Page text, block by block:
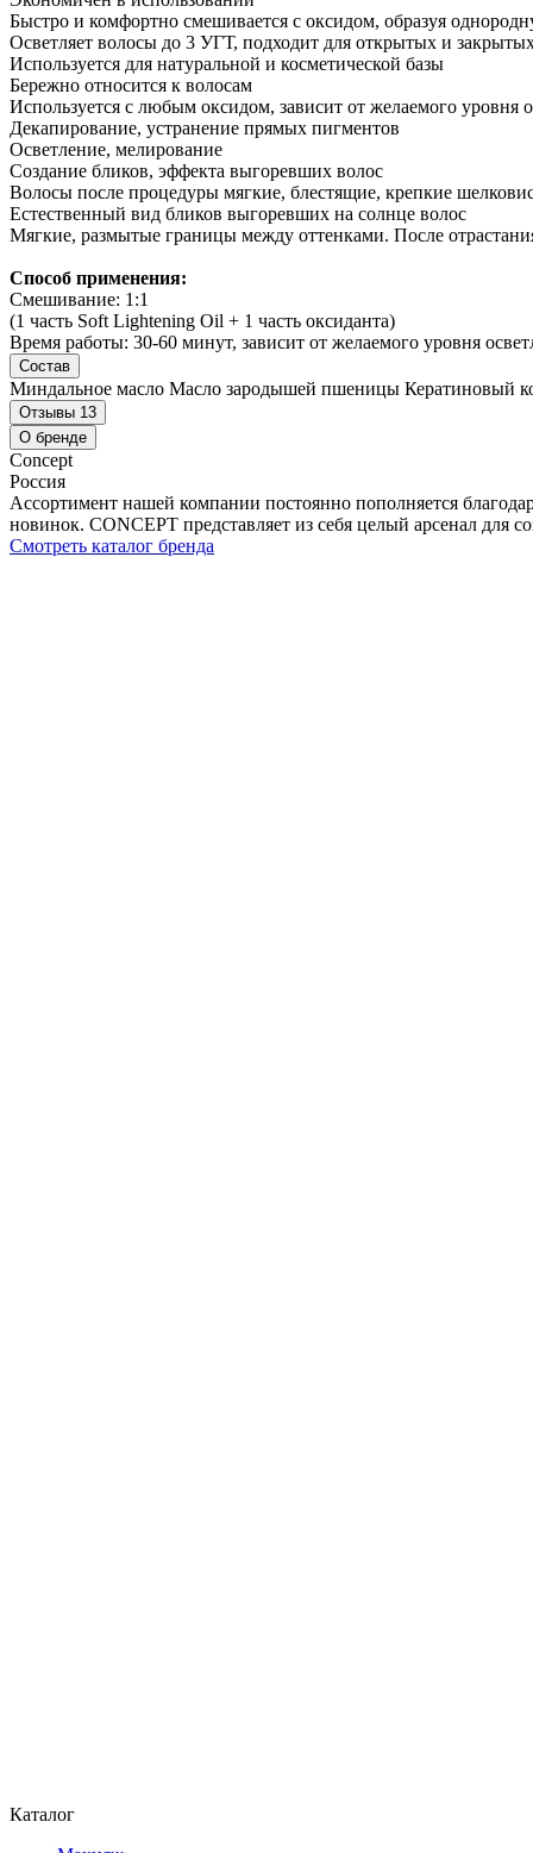
Быстро и комфортно смешивается с оксидом, образуя
Осветляет волосы до 3 УГТ, подходит для открытых и
Используется для натуральной и косметической базы
Бережно относится к волосам
Используется с любым оксидом, зависит от желаемого уровня
Декапирование, устранение прямых пигментов
Осветление, мелирование
Создание бликов, эффекта выгоревших волос
Волосы после процедуры мягкие, блестящие, крепкие
Естественный вид бликов выгоревших на солнце волос
Мягкие, размытые границы между оттенками. После
Способ применения:
Смешивание: 1:1
(1 часть Soft Lightening Oil + 1 часть оксиданта)
Время работы: 30-60 минут, зависит от желаемого уровня
Состав
Миндальное масло Масло зародышей пшеницы Кератиновый
Отзывы 13
О бренде
Concept
Россия
Ассортимент нашей компании постоянно пополняется
новинок. CONCEPT представляет из себя целый арсенал для
Смотреть каталог бренда
Каталог